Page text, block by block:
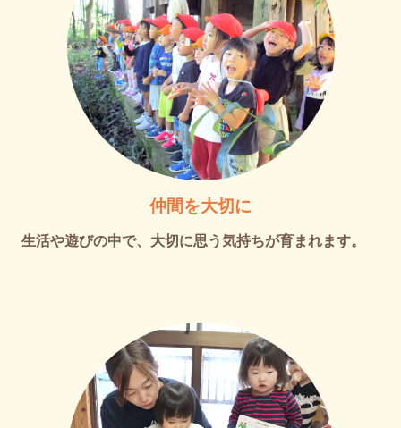
仲間を大切に
生活や遊びの中で、大切に思う気持ちが育まれます。